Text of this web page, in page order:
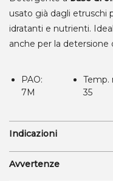
usato già dagli etruschi
idratanti e nutrienti.
anche per la detersione
PAO:
7M
Temp.
35
Indicazioni
Avvertenze